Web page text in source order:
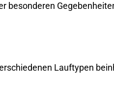
besonderen
Lauftypen